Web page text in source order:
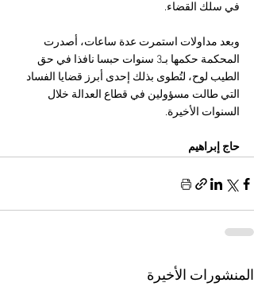
في سلك القضاء.
وبعد مداولات استمرت عدة ساعات، أصدرت
المحكمة حكمها بـ3 سنوات حبسا نافذا في حق
الطيب لوح، لتُطوى بذلك إحدى أبرز قضايا الفساد
التي طالت مسؤولين في قطاع العدالة خلال
السنوات الأخيرة.
حاج إبراهيم
المنشورات الأخيرة